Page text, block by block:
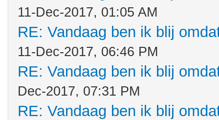
11-Dec-2017, 01:05 AM
RE: Vandaag ben ik blij
11-Dec-2017, 06:46 PM
RE: Vandaag ben ik blij
Dec-2017, 07:31 PM
RE: Vandaag ben ik blij